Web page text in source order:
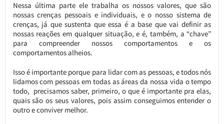
Nessa última parte ele trabalha os nossos valores, que são
nossas crenças pessoais e individuais, e o nosso sistema de
crenças, já que sustenta que essa é a base que vai definir as
nossas reações em qualquer situação, e é, também, a “chave”
para compreender nossos comportamentos e os
comportamentos alheios.
Isso é importante porque para lidar com as pessoas, e todos nós
lidamos com pessoas em todas as áreas da nossa vida o tempo
todo, precisamos saber, primeiro, o que é importante pra elas,
quais são os seus valores, pois assim conseguimos entender o
outro e conviver melhor.